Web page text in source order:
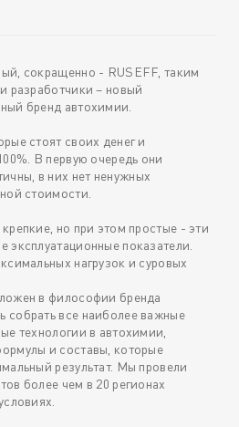
сокращенно - RUSEFF, таким
разработчики – новый
бренд автохимии.
стоят своих денег и
В первую очередь они
в них нет ненужных
стоимости.
но при этом простые - эти
эксплуатационные показатели.
нагрузок и суровых
в философии бренда
собрать все наиболее важные
технологии в автохимии,
и составы, которые
результат. Мы провели
более чем в 20 регионах